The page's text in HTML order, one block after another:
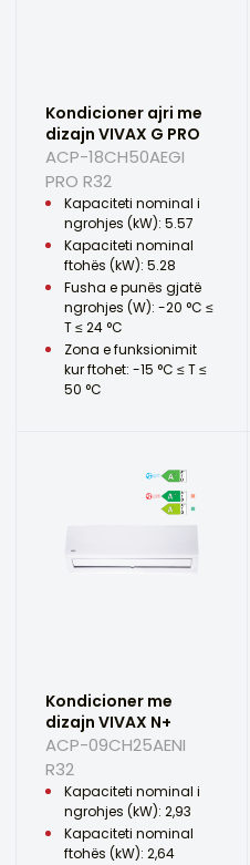
Kondicioner ajri me
dizajn VIVAX G PRO
ACP-18CH50AEGI
PRO R32
Kapaciteti nominal i
ngrohjes (kW): 5.57
Kapaciteti nominal
ftohës (kW): 5.28
Fusha e punës gjatë
ngrohjes (W): -20 °C ≤
T ≤ 24 °C
Zona e funksionimit
kur ftohet: -15 °C ≤ T ≤
50 °C
Kondicioner me
dizajn VIVAX N+
ACP-09CH25AENI
R32
Kapaciteti nominal i
ngrohjes (kW): 2,93
Kapaciteti nominal
ftohës (kW): 2,64